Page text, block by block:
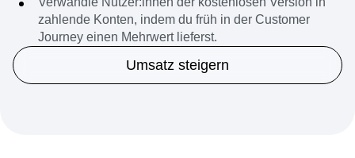
kaufen, damit sie immer wieder zurückkehren.
Verwandle Nutzer:innen der kostenlosen Version in
Journey einen Mehrwert lieferst.